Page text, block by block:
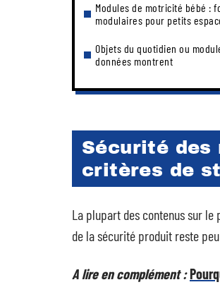
Modules de motricité bébé :
modulaires pour petits
Objets du quotidien ou
données montrent
Sécurité des
critères de
La plupart des contenus sur le
de la sécurité produit reste
A lire en complément :